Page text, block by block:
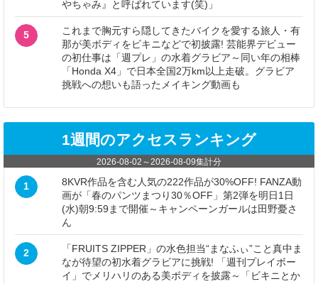
やちゃみ』と呼ばれています(笑)」
5
これまで胸元すら隠してきたバイクを愛する旅人・有
那が美ボディをビキニなどで初披露! 芸能界デビュー
の初仕事は「週プレ」の水着グラビア～同い年の相棒
「Honda X4」で日本全国2万km以上走破。グラビア
挑戦への想いも語ったメイキング動画も
1週間のアクセスランキング
2026-08-02 ～2026-08-09集計分
1
8KVR作品を含む人気の222作品が30%OFF! FANZA動
画が「春のパンツまつり30％OFF」第2弾を明日1日
(水)朝9:59まで開催～キャンペーンガールは田野憂さ
ん
2
「FRUITS ZIPPER」の水色担当“まなふぃ”こと真中ま
なが待望の初水着グラビアに挑戦! 「週刊プレイボー
イ」でメリハリのある美ボディを披露～「ビキニとか